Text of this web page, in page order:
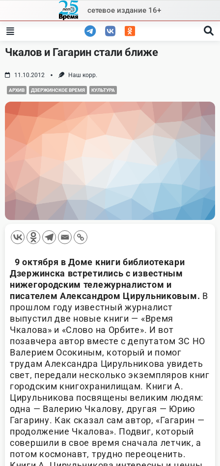
content
сетевое издание 16+
Чкалов и Гагарин стали ближе
11.10.2012 Наш корр.
АРХИВ ДЗЕРЖИНСКОЕ ВРЕМЯ КУЛЬТУРА
9 октября в Доме книги библиотекари
Дзержинска встретились с известным
нижегородским тележурналистом и
писателем Александром Цирульниковым. В
прошлом году известный журналист
выпустил две новые книги — «Время
Чкалова» и «Слово на Орбите». И вот
позавчера автор вместе с депутатом ЗС НО
Валерием Осокиным, который и помог
трудам Александра Цирульникова увидеть
свет, передали несколько экземпляров книг
городским книгохранилищам. Книги А.
Цирульникова посвящены великим людям:
одна — Валерию Чкалову, другая — Юрию
Гагарину. Как сказал сам автор, «Гагарин —
продолжение Чкалова». Подвиг, который
совершили в свое время сначала летчик, а
потом космонавт, трудно переоценить.